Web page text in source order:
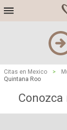
Citas en Mexico >
Quintana Roo